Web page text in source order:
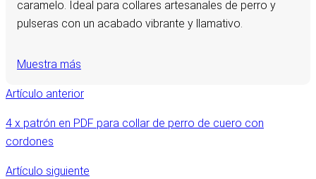
caramelo. Ideal para collares artesanales de perro y
pulseras con un acabado vibrante y llamativo.
Muestra más
Artículo anterior
4 x patrón en PDF para collar de perro de cuero con
cordones
Artículo siguiente